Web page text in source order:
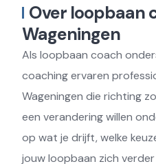
Over loopbaan
Wageningen
Als loopbaan coach
coaching ervaren
Wageningen die richting
een verandering willen
op wat je drijft, welke
jouw loopbaan zich